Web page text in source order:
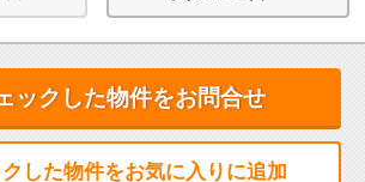
ックした物件をお問合せ
した物件をお気に入りに追加